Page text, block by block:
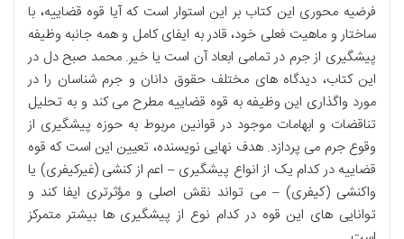
فرضیه محوری این کتاب بر این استوار است که آیا قوه قضاییه، با
ساختار و ماهیت فعلی خود، قادر به ایفای کامل و همه جانبه وظیفه
پیشگیری از جرم در تمامی ابعاد آن است یا خیر. محمد صبح دل در
این کتاب، دیدگاه های مختلف حقوق دانان و جرم شناسان را در
مورد واگذاری این وظیفه به قوه قضاییه مطرح می کند و به تحلیل
تناقضات و ابهامات موجود در قوانین مربوط به حوزه پیشگیری از
وقوع جرم می پردازد. هدف نهایی نویسنده، تعیین این است که قوه
قضاییه در کدام یک از انواع پیشگیری – اعم از کنشی (غیرکیفری) یا
واکنشی (کیفری) – می تواند نقش اصلی و مؤثرتری ایفا کند و
توانایی های این قوه در کدام نوع از پیشگیری ها بیشتر متمرکز